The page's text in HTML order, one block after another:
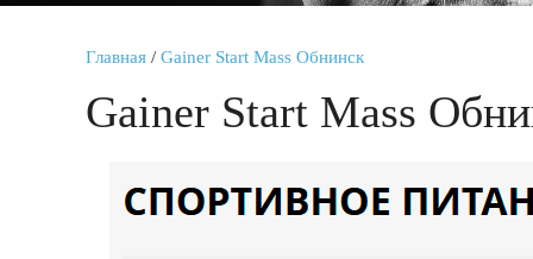
Главная / Gainer Start Mass Обнинск
Gainer Start Mass